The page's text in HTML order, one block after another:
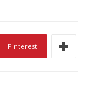
Pinterest